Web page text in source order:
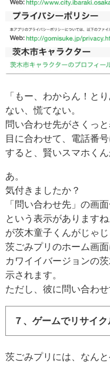
「もー、わからん！と
ない、慌てない。
問い合わせ先がさくっ
目に合わせて、電話番
すると、賢いスマホく
あ。
気付きましたか？
「問い合わせ先」の画
という表示があります
が茨木童子くんがじゃ
茨ごみプリのホーム画
カワイイバージョンの
示されます。
ただし、彼に問い合わ
７、ゲームでリサイ
茨ごみプリには、なん